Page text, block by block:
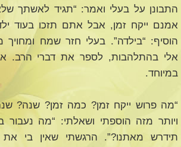
התבונן על בעלי ואמר: “תגיד לאשתך
אמנם ייקח זמן, אבל אתם תזכו בעוד
הוסיף: “בילדה”. בעלי חזר שמח ומחויך
אלי בהתלהבות, לספר את דברי הרב.
במיוחד.
“מה פרוש ייקח זמן? כמה זמן? שנה?
ויותר מזה הוספתי ושאלתי: “מה נעבור
תידרש מאתנו?”. הרגשתי שאין בי את